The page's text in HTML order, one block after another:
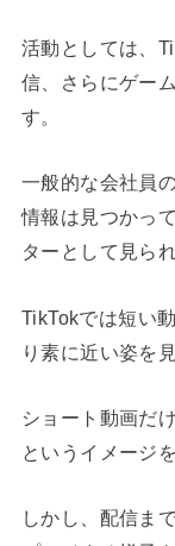
活動としては、
信、さらにゲー
す。
一般的な会社員
情報は見つかっ
ターとして見ら
TikTokでは短い
り素に近い姿を
ショート動画だ
というイメージ
しかし、配信ま